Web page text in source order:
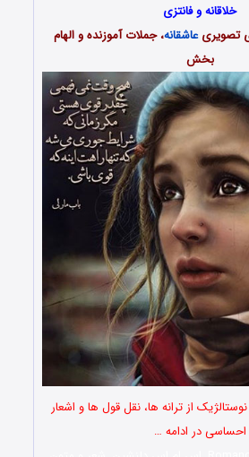
خلاقانه و فانتزی
تصویریعاشقانه، جملات آموزنده و الهام
بخش
از ترانه ها، نقل قول ها و اشعار
احساسی در ادامه …